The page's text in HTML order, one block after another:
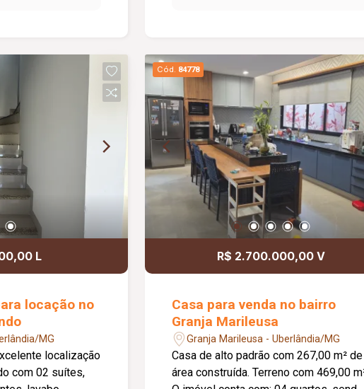
a taxa de
mais
mensais.
para quem
localizado e
L
locação no
MG
localização
com 02 suítes,
Cód. 84778
R$ 2.700.000,00 V
Casa para venda no bairro
Granja Marileusa
Granja Marileusa - Uberlândia/MG
Casa de alto padrão com 267,00 m² de
área construída. Terreno com 469,00 m².